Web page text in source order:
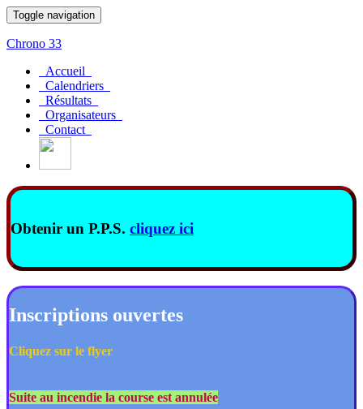
Toggle navigation
Chrono 33
Accueil
Calendriers
Résultats
Organisateurs
Contact
Obtenir un P.P.S. cliquez ici
Inscriptions ouvertes
Cliquez sur le flyer
Suite au incendie la course est annulée